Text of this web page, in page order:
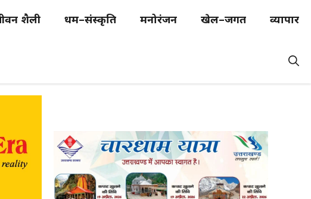
शैली धर्म–संस्कृति मनोरंजन खेल–जगत व्यापार